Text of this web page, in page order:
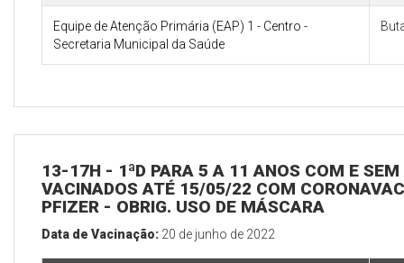
Equipe de Atenção Primária (EAP) 1 - Centro -
Secretaria Municipal da Saúde
13-17H - 1ªD PARA 5 A 11 ANOS COM E SEM
VACINADOS ATÉ 15/05/22 COM
PFIZER - OBRIG. USO DE MÁSCARA
Data de Vacinação: 20 de junho de 2022